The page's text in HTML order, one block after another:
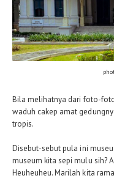
Bila melihatnya dari foto-
waduh cakep amat
tropis.
Disebut-sebut pula ini
museum kita sepi mulu sih?
Heuheuheu. Marilah kita